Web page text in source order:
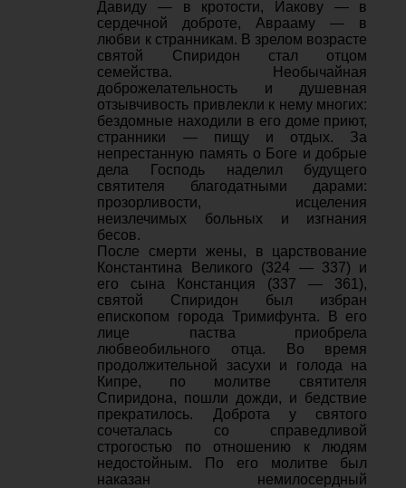
Давиду — в кротости, Иакову — в
сердечной доброте, Аврааму — в
любви к странникам. В зрелом возрасте
святой Спиридон стал отцом
семейства. Необычайная
доброжелательность и душевная
отзывчивость привлекли к нему многих:
бездомные находили в его доме приют,
странники — пищу и отдых. За
непрестанную память о Боге и добрые
дела Господь наделил будущего
святителя благодатными дарами:
прозорливости, исцеления
неизлечимых больных и изгнания
бесов.
После смерти жены, в царствование
Константина Великого (324 — 337) и
его сына Констанция (337 — 361),
святой Спиридон был избран
епископом города Тримифунта. В его
лице паства приобрела
любвеобильного отца. Во время
продолжительной засухи и голода на
Кипре, по молитве святителя
Спиридона, пошли дожди, и бедствие
прекратилось. Доброта у святого
сочеталась со справедливой
строгостью по отношению к людям
недостойным. По его молитве был
наказан немилосердный